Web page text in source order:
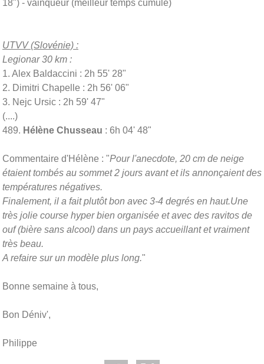
18") - vainqueur (meilleur temps cumulé)
UTVV (Slovénie) :
Legionar 30 km :
1. Alex Baldaccini : 2h 55' 28"
2. Dimitri Chapelle : 2h 56' 06"
3. Nejc Ursic : 2h 59' 47"
(....)
489. Hélène Chusseau : 6h 04' 48"
Commentaire d'Hélène : "Pour l'anecdote, 20 cm de neige
étaient tombés au sommet 2 jours avant et ils annonçaient des
températures négatives.
Finalement, il a fait plutôt bon avec 3-4 degrés en haut.Une
très jolie course hyper bien organisée et avec des ravitos de
ouf (bière sans alcool) dans un pays accueillant et vraiment
très beau.
A refaire sur un modèle plus long."
Bonne semaine à tous,
Bon Déniv',
Philippe